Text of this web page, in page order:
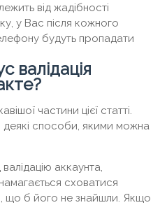
від жадібності
у Вас після кожного
будуть пропадати
валідація
частини цієї статті.
способи, якими можна
аккаунта,
сховатися
що б його не знайшли. Якщо